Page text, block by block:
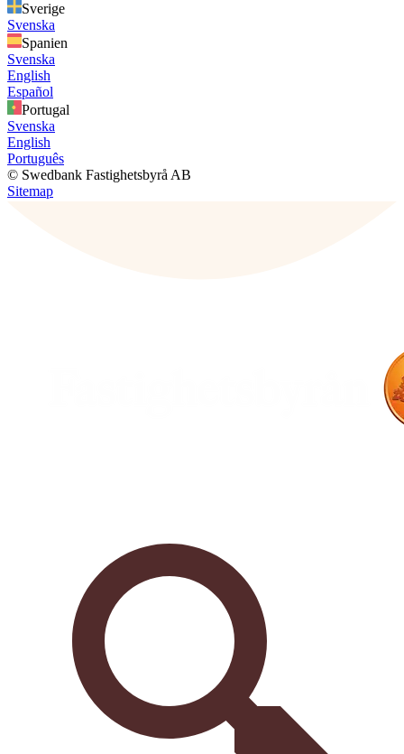
Sverige
Svenska
Spanien
Svenska
English
Español
Portugal
Svenska
English
Português
© Swedbank Fastighetsbyrå AB
Sitemap